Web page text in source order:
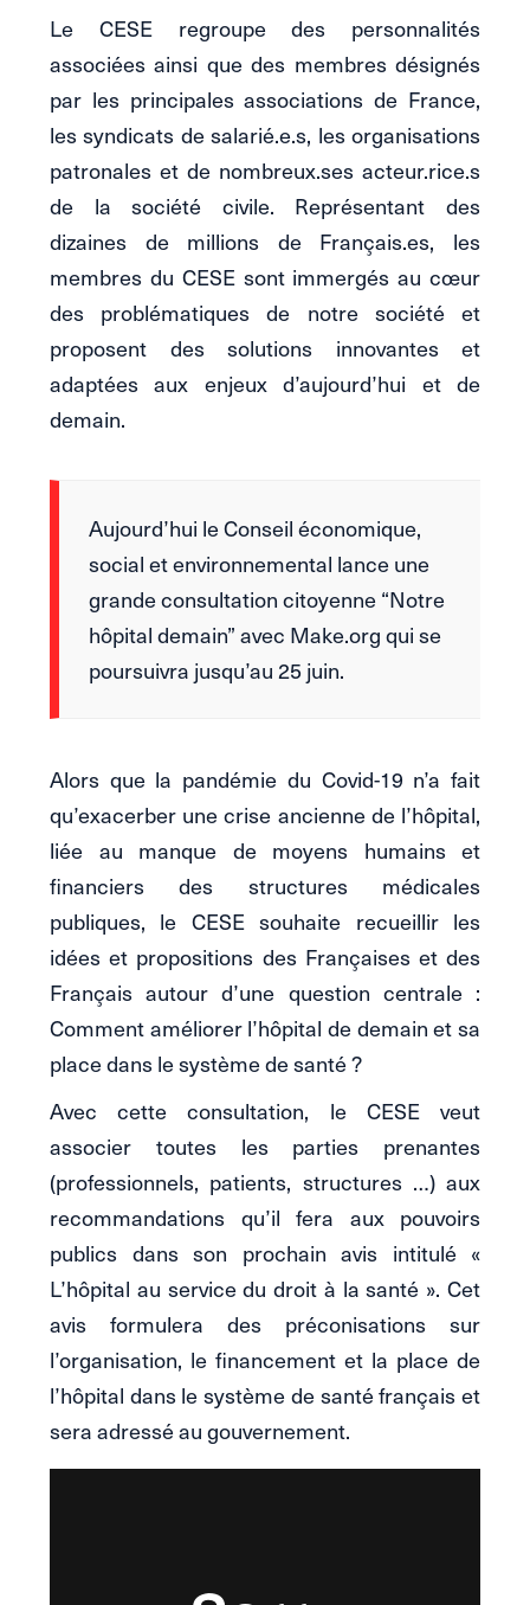
Le CESE regroupe des personnalités
associées ainsi que des membres désignés
par les principales associations de France,
les syndicats de salarié.e.s, les organisations
patronales et de nombreux.ses acteur.rice.s
de la société civile. Représentant des
dizaines de millions de Français.es, les
membres du CESE sont immergés au cœur
des problématiques de notre société et
proposent des solutions innovantes et
adaptées aux enjeux d’aujourd’hui et de
demain.
Aujourd’hui le Conseil économique,
social et environnemental lance une
grande consultation citoyenne “Notre
hôpital demain” avec Make.org qui se
poursuivra jusqu’au 25 juin.
Alors que la pandémie du Covid-19 n’a fait
qu’exacerber une crise ancienne de l’hôpital,
liée au manque de moyens humains et
financiers des structures médicales
publiques, le CESE souhaite recueillir les
idées et propositions des Françaises et des
Français autour d’une question centrale :
Comment améliorer l’hôpital de demain et sa
place dans le système de santé ?
Avec cette consultation, le CESE veut
associer toutes les parties prenantes
(professionnels, patients, structures …) aux
recommandations qu’il fera aux pouvoirs
publics dans son prochain avis intitulé «
L’hôpital au service du droit à la santé ». Cet
avis formulera des préconisations sur
l’organisation, le financement et la place de
l’hôpital dans le système de santé français et
sera adressé au gouvernement.